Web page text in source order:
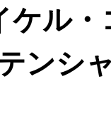
ケル
ンシャ